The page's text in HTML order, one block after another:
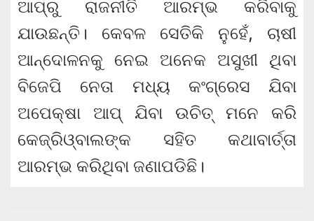
ଆପ୍‌ରୁ ରାଜନୀତି ଆରମ୍ଭ କରିବାକୁ
ଯାଉଛନ୍ତି। କେବଳ ସେତିକି ନୁହେଁ, ଚାଷୀ
ଆନ୍ଦୋଳନକୁ ନେଇ ଅନେକ ଅସୁଖୀ ଥିବା
ବିଜେପି ନେତା ମଧ୍ୟ କଂଗ୍ରେସ ଯିବା
ଅପେକ୍ଷା ଆପ୍‌ ଯିବା ଉଚିତ୍ ମନେ କରି
କେଜ୍ରିଓ୍ବାଲଙ୍କ ସହିତ କଥାବାର୍ତ୍ତା
ଆରମ୍ଭ କରିଥିବା ଜଣାପଡିଛି।